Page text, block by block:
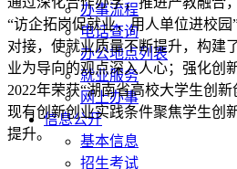
办事流程
电话查询
办公地点列表
就业服务
网上办事
信息公开
基本信息
招生考试
“访企拓岗促就业，用人单位进校
对接，使就业质量不断提升，构建
业为导向的观点深入人心；强化创
2022年荣获“湖南省高校大学生创
现有创新创业实践条件聚焦学生创
提升。